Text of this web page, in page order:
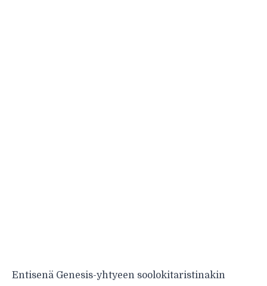
Entisenä Genesis-yhtyeen soolokitaristinakin